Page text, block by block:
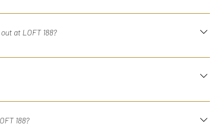
moet je een trap af. Het is een unieke plek, maar
the disabled.
at LOFT 188?
te checken op de dag van vertrek. Wil je later uitchecken,
the options for a late check-out.
188?